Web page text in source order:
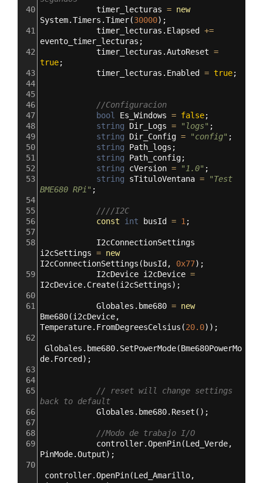
40
timer_lecturas = new
System.Timers .Timer(30000);
41
timer_lecturas . Elapsed
+=
evento_timer_lecturas ;
42
timer_lecturas .AutoReset =
true;
43
timer_lecturas . Enabled = true;
44
45
46
//Configuracion
47
bool Es_Windows = false;
48
string Dir_Logs = "logs" ;
49
string Dir_Config = "config" ;
50
string Path_logs ;
51
string Path_config;
52
string cVersion = "1.0" ;
53
string sTituloVentana =
"Test
BME680 RPi" ;
54
55
////I2C
56
const int busId = 1;
57
58
I2cConnectionSettings
i2cSettings = new
I2cConnectionSettings ( busId , 0x77);
59
I2cDevice i2cDevice =
I2cDevice. Create(i2cSettings);
60
61
Globales . bme680 = new
Bme680(i2cDevice
Temperature. FromDegreesCelsius (20.0));
62
Globales . bme680. SetPowerMode(Bme680PowerMo
de. Forced );
63
64
65
// reset will change settings
back to default
66
Globales . bme680. Reset ();
67
68
//Modo de trabajo I/O
69
controller.OpenPin(Led_Verde
PinMode.Output);
70
controller.OpenPin(Led_Amarillo